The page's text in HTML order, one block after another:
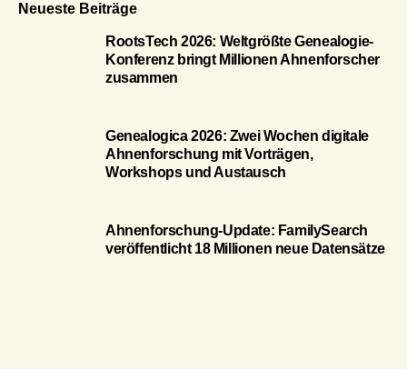
Neueste Beiträge
RootsTech 2026: Weltgrößte Genealogie-
Konferenz bringt Millionen Ahnenforscher
zusammen
Genealogica 2026: Zwei Wochen digitale
Ahnenforschung mit Vorträgen,
Workshops und Austausch
Ahnenforschung-Update: FamilySearch
veröffentlicht 18 Millionen neue Datensätze